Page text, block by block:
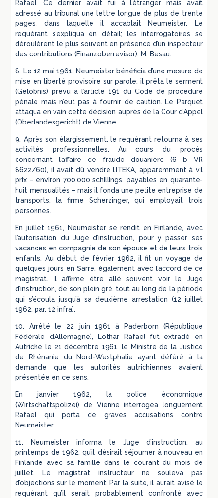
Rafael. Ce dernier avait fui à l’étranger mais avait
adressé au tribunal une lettre longue de plus de trente
pages, dans laquelle il accablait Neumeister. Le
requérant s’expliqua en détail; les interrogatoires se
déroulèrent le plus souvent en présence d’un inspecteur
des contributions (Finanzoberrevisor), M. Besau.
8. Le 12 mai 1961, Neumeister bénéficia d’une mesure de
mise en liberté provisoire sur parole: il prêta le serment
(Gelöbnis) prévu à l’article 191 du Code de procédure
pénale mais n’eut pas à fournir de caution. Le Parquet
attaqua en vain cette décision auprès de la Cour d’Appel
(Oberlandesgericht) de Vienne.
9. Après son élargissement, le requérant retourna à ses
activités professionnelles. Au cours du procès
concernant l’affaire de fraude douanière (6 b VR
8622/60), il avait dû vendre l’ITEKA, apparemment à vil
prix – environ 700.000 schillings, payables en quarante-
huit mensualités – mais il fonda une petite entreprise de
transports, la firme Scherzinger, qui employait trois
personnes.
En juillet 1961, Neumeister se rendit en Finlande, avec
l’autorisation du Juge d’instruction, pour y passer ses
vacances en compagnie de son épouse et de leurs trois
enfants. Au début de février 1962, il fit un voyage de
quelques jours en Sarre, également avec l’accord de ce
magistrat. Il affirme être allé souvent voir le Juge
d’instruction, de son plein gré, tout au long de la période
qui s’écoula jusqu’à sa deuxième arrestation (12 juillet
1962, par. 12 infra).
10. Arrêté le 22 juin 1961 à Paderborn (République
Fédérale d’Allemagne), Lothar Rafael fut extradé en
Autriche le 21 décembre 1961, le Ministre de la Justice
de Rhénanie du Nord-Westphalie ayant déféré à la
demande que les autorités autrichiennes avaient
présentée en ce sens.
En janvier 1962, la police économique
(Wirtschaftspolizei) de Vienne interrogea longuement
Rafael qui porta de graves accusations contre
Neumeister.
11. Neumeister informa le Juge d’instruction, au
printemps de 1962, qu’il désirait séjourner à nouveau en
Finlande avec sa famille dans le courant du mois de
juillet. Le magistrat instructeur ne souleva pas
d’objections sur le moment. Par la suite, il aurait avisé le
requérant qu’il serait probablement confronté avec